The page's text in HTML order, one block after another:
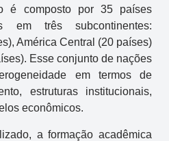
é composto por 35 países
em três subcontinentes:
América Central (20 países)
Esse conjunto de nações
em termos de
estruturas institucionais,
econômicos.
a formação acadêmica